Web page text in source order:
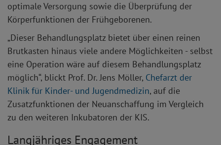
optimale Versorgung sowie die Überprüfung der
Körperfunktionen der Frühgeborenen.
„Dieser Behandlungsplatz bietet über einen reinen
Brutkasten hinaus viele andere Möglichkeiten - selbst
eine Operation wäre auf diesem Behandlungsplatz
möglich“, blickt Prof. Dr. Jens Möller, Chefarzt der
Klinik für Kinder- und Jugendmedizin, auf die
Zusatzfunktionen der Neuanschaffung im Vergleich
zu den weiteren Inkubatoren der KIS.
Langjähriges Engagement